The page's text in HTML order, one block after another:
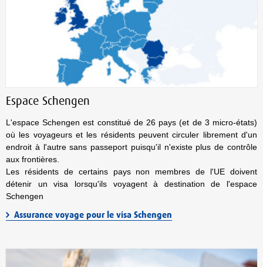
Espace Schengen
L'espace Schengen est constitué de 26 pays (et de 3 micro-états)
où les voyageurs et les résidents peuvent circuler librement d'un
endroit à l'autre sans passeport puisqu'il n'existe plus de contrôle
aux frontières.
Les résidents de certains pays non membres de l'UE doivent
détenir un visa lorsqu'ils voyagent à destination de l'espace
Schengen
Assurance voyage pour le visa Schengen